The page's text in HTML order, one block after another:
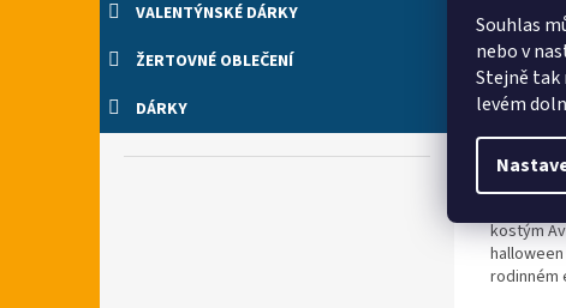
Souhlas
nebo v
Stejně
levém
VALENTÝNSKÉ DÁRKY
ŽERTOVNÉ OBLEČENÍ
DÁRKY
Kostým
Průměrné
produktu
je
5,0
5
hvězdiček.
834 Kč
kostým
rodinném